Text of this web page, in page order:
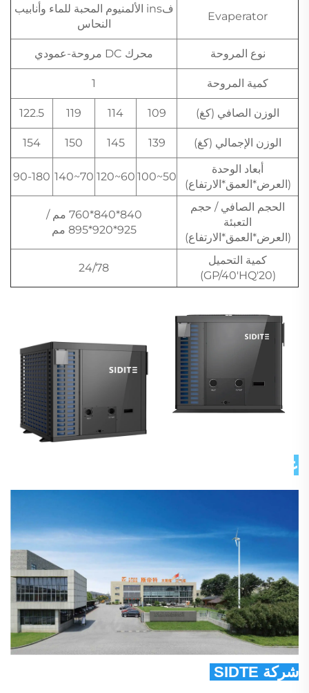
Evaperator
فins الألمنيوم المحبة للماء وأنابيب
النحاس
نوع المروحة محرك DC مروحة-عمودي
كمية المروحة 1
الوزن الصافي (كغ) 109
114
119
122.5
الوزن الإجمالي (كغ) 139
145
150
154
أبعاد الوحدة
(العرض*العمق*الارتفاع)
50~100
60~120
70~140
90-180
الحجم الصافي / حجم
التعبئة
(العرض*العمق*الارتفاع)
840*840*760 مم /
925*920*895 مم
كمية التحميل
(20'GP/40'HQ)
24/78
عن شركتنا
شركة SIDTE للطاقة المحدودة